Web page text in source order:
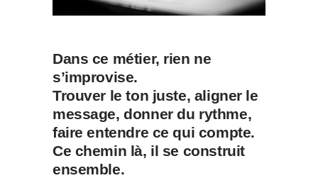
Dans ce métier, rien ne
s’improvise.
Trouver le ton juste, aligner le
message, donner du rythme,
faire entendre ce qui compte.
Ce chemin là, il se construit
ensemble.